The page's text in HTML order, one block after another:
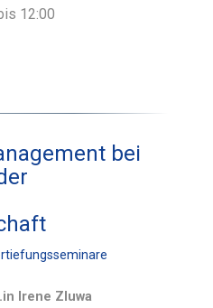
12:00
bei
Irene Zluwa